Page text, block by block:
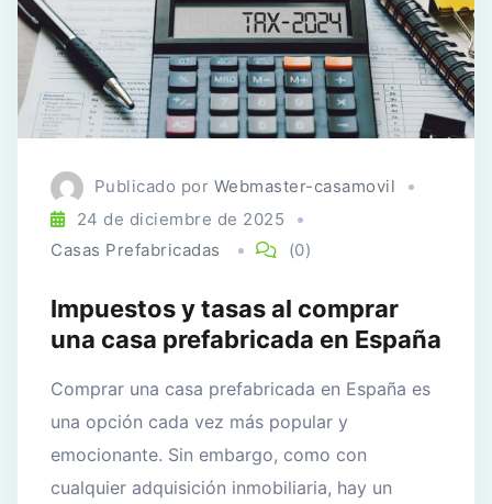
Publicado por Webmaster-casamovil
24 de diciembre de 2025
Casas Prefabricadas
(0)
Impuestos y tasas al comprar
una casa prefabricada en España
Comprar una casa prefabricada en España es
una opción cada vez más popular y
emocionante. Sin embargo, como con
cualquier adquisición inmobiliaria, hay un